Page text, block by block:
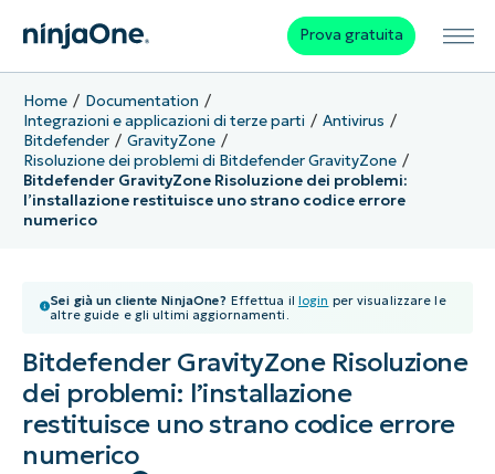
Prova gratuita
Home
Documentation
Integrazioni e applicazioni di terze parti
Antivirus
Bitdefender
GravityZone
Risoluzione dei problemi di Bitdefender GravityZone
Bitdefender GravityZone Risoluzione dei problemi:
l’installazione restituisce uno strano codice errore
numerico
Sei già un cliente NinjaOne? Effettua il login per visualizzare le
altre guide e gli ultimi aggiornamenti.
Bitdefender GravityZone Risoluzione
dei problemi: l’installazione
restituisce uno strano codice errore
numerico